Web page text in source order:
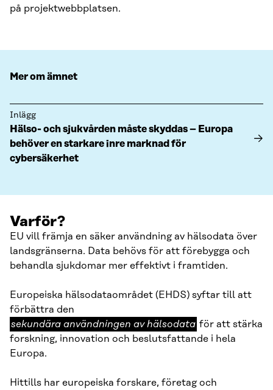
på projektwebbplatsen.
Mer om ämnet
Inlägg
Hälso- och sjukvården måste skyddas – Europa
behöver en starkare inre marknad för
cybersäkerhet
Varför?
EU vill främja en säker användning av hälsodata över
landsgränserna. Data behövs för att förebygga och
behandla sjukdomar mer effektivt i framtiden.
Europeiska hälsodataområdet (EHDS) syftar till att
förbättra den
användningen
av
sekundära användningen av hälsodata för att stärka
forskning, innovation och beslutsfattande i hela
Europa.
Hittills har europeiska forskare, företag och